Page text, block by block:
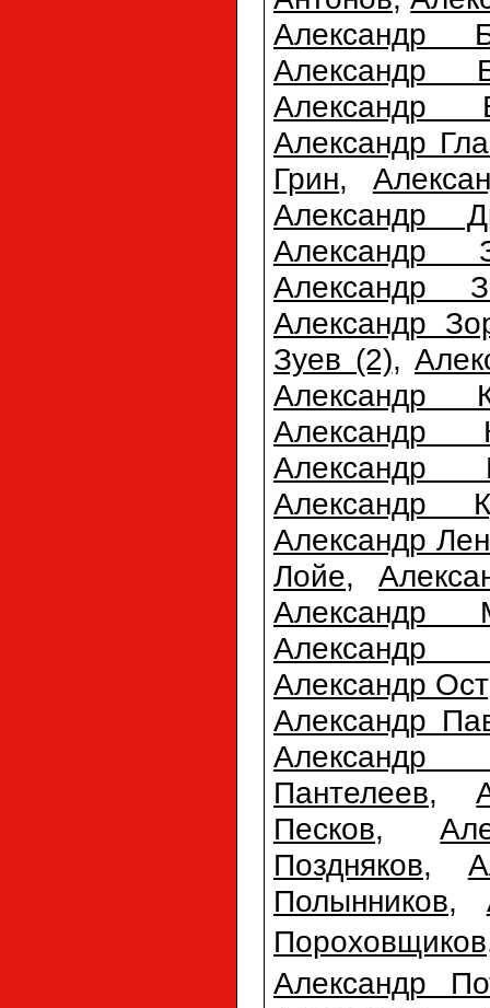
Александр
Александр
Александр
Александр
Грин,
Александр
Александр
Александр
Александр
Зуев (2),
Александр
Александр
Александр
Александр
Александр
Лойе,
Александр
Александр
Александр
Александр
Александр
Пантелеев,
Песков,
Поздняков,
Полынников,
Пороховщиков
Александр